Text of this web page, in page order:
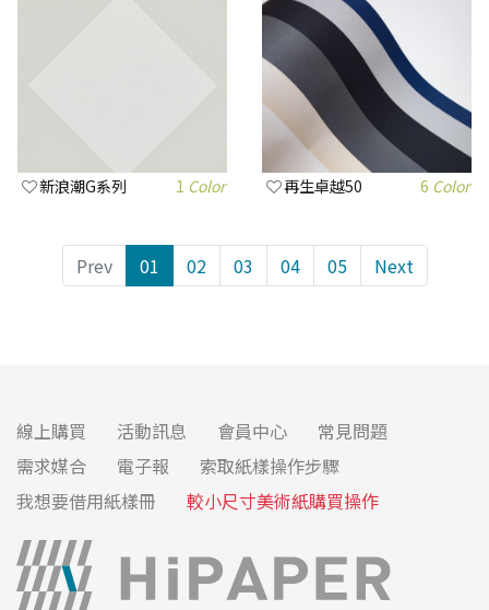
新浪潮G系列 1 Color 再生卓越50 6 Color
Prev 01 02 03 04 05 Next
線上購買 活動訊息 會員中心
常見問題
需求媒合
電子報
索取紙樣操作步驟
我想要借用紙樣冊
較小尺寸美術紙購買操作